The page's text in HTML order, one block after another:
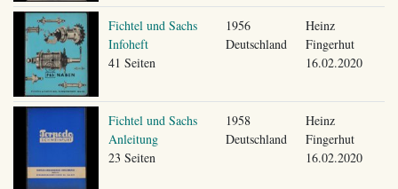
Fichtel und Sachs
Infoheft
41 Seiten
1956
Deutschland
Heinz
Fingerhut
16.02.2020
Fichtel und Sachs
Anleitung
23 Seiten
1958
Deutschland
Heinz
Fingerhut
16.02.2020